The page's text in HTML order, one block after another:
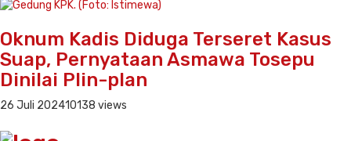
Oknum Kadis Diduga Terseret Kasus
Suap, Pernyataan Asmawa Tosepu
Dinilai Plin-plan
26 Juli 202410138 views